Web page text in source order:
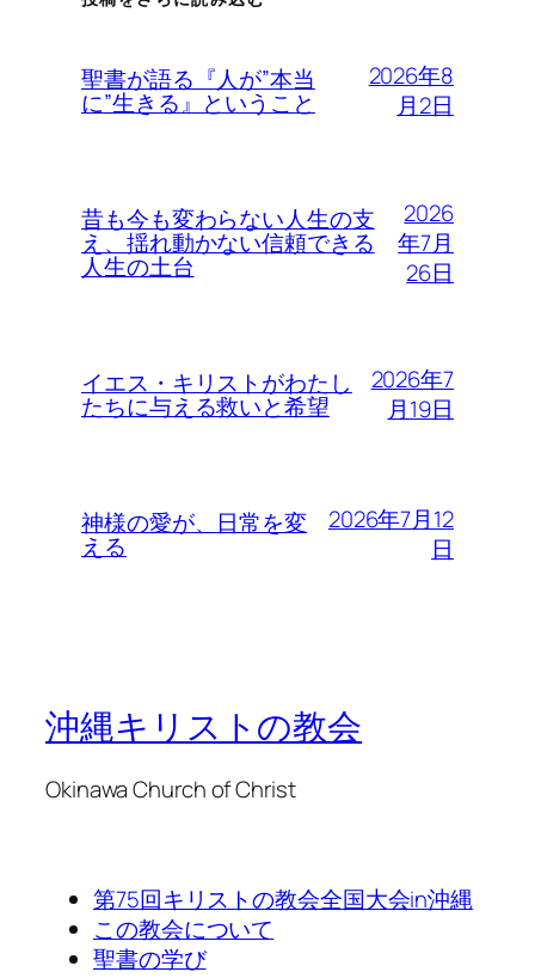
聖書が語る『人が”本当
に”生きる』ということ
2026年8
月2日
昔も今も変わらない人生の支
え、揺れ動かない信頼できる
人生の土台
2026
年7月
26日
イエス・キリストがわたし
たちに与える救いと希望
2026年7
月19日
神様の愛が、日常を変
える
2026年7月12
日
沖縄キリストの教会
Okinawa Church of Christ
第75回キリストの教会全国大会in沖縄
この教会について
聖書の学び